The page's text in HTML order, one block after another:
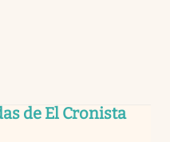
de El Cronista